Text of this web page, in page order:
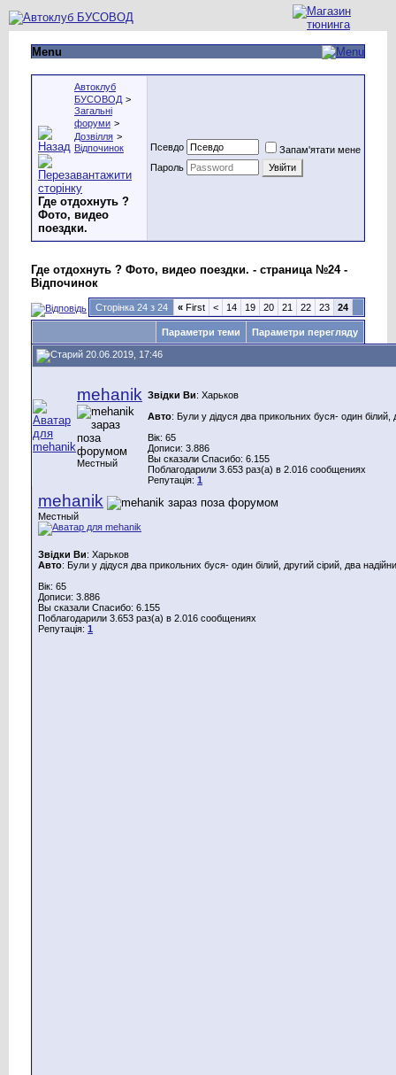
Menu
Автоклуб
БУСОВОД >
Загальні
форуми >
Дозвілля >
Відпочинок
Где отдохнуть ?
Фото, видео
поездки.
Псевдо
Запам'ятати мене
Пароль
Где отдохнуть ? Фото, видео поездки. - страница №24 -
Відпочинок
Сторінка 24 з 24 « First < 14 19 20 21 22 23 24
Параметри теми Параметри перегляду
20.06.2019, 17:46
mehanik
Местный
Звідки Ви: Харьков
Авто: Були у дідуся два прикольних буся- один білий,
Вік: 65
Дописи: 3.886
Вы сказали Спасибо: 6.155
Поблагодарили 3.653 раз(а) в 2.016 сообщениях
Репутація: 1
mehanik
Местный
Звідки Ви: Харьков
Авто: Були у дідуся два прикольних буся- один білий, другий сірий, два
Вік: 65
Дописи: 3.886
Вы сказали Спасибо: 6.155
Поблагодарили 3.653 раз(а) в 2.016 сообщениях
Репутація: 1